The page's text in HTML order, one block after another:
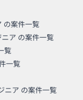
の案件一覧
ア の案件一覧
覧
一覧
ニア の案件一覧